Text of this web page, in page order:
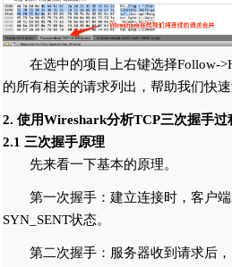
在选中的项目上右键选择Follow-
的所有相关的请求列出，帮助我们快速
2. 使用Wireshark分析TCP三次握手过
2.1 三次握手原理
先来看一下基本的原理。
第一次握手：建立连接时，客户
SYN_SENT状态。
第二次握手：服务器收到请求后